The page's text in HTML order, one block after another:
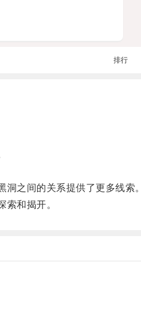
排行
之间的关系提供了更多线索。
和揭开。